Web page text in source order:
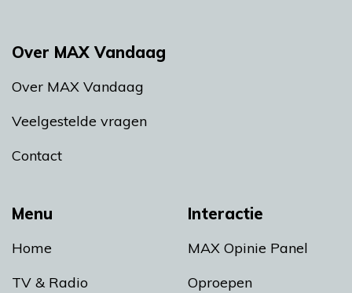
Menu
Home
TV & Radio
Interactie
MAX Opinie Panel
Oproepen
Over MAX Vandaag
Over MAX Vandaag
Veelgestelde vragen
Contact